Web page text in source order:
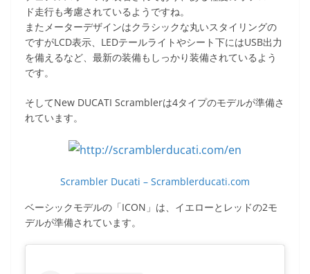
ド走行も考慮されているようですね。
またメーターデザインはクラシックな丸いスタイリングの
ですがLCD表示、LEDテールライトやシート下にはUSB出力
を備えるなど、最新の装備もしっかり装備されているよう
です。
そしてNew DUCATI Scramblerは4タイプのモデルが準備さ
れています。
Scrambler Ducati – Scramblerducati.com
ベーシックモデルの「ICON」は、イエローとレッドの2モ
デルが準備されています。